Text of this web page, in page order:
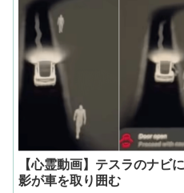
【心霊動画】テスラのナビ
影が車を取り囲む